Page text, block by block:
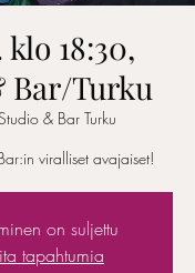
klo 18:30,
Bar/Turku
& Bar Turku
viralliset avajaiset!
on suljettu
tapahtumia